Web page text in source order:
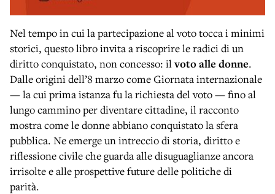
Nel tempo in cui la partecipazione al voto tocca i minimi
storici, questo libro invita a riscoprire le radici di un
diritto conquistato, non concesso: ilvoto alle donne.
Dalle origini dell’8 marzo come Giornata internazionale
— la cui prima istanza fu la richiesta del voto — fino al
lungo cammino per diventare cittadine, il racconto
mostra come le donne abbiano conquistato la sfera
pubblica. Ne emerge un intreccio di storia, diritto e
riflessione civile che guarda alle disuguaglianze ancora
irrisolte e alle prospettive future delle politiche di
parità.